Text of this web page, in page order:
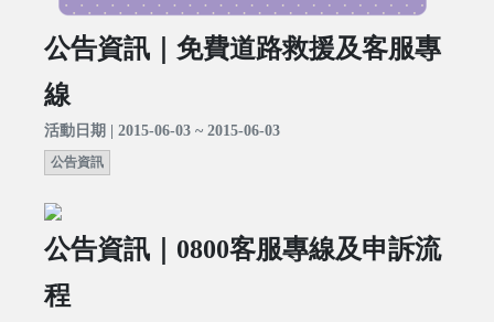
公告資訊｜免費道路救援及客服專
線
活動日期 | 2015-06-03 ~ 2015-06-03
公告資訊
公告資訊｜0800客服專線及申訴流
程